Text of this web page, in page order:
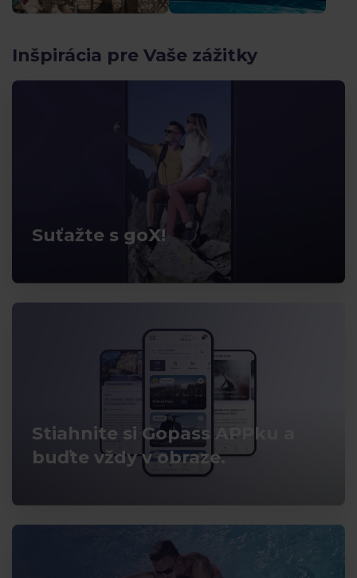
Inšpirácia pre Vaše zážitky
Suťažte s goX!
Stiahnite si Gopass APPku a
buďte vždy v obraze.